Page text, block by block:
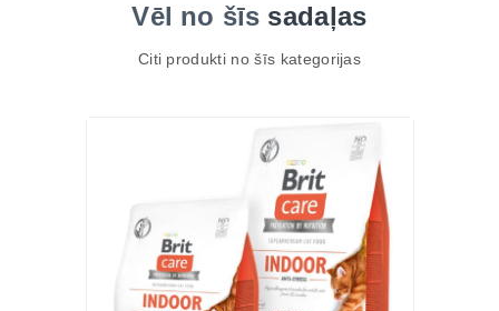
Vēl no šīs sadaļas
Citi produkti no šīs kategorijas